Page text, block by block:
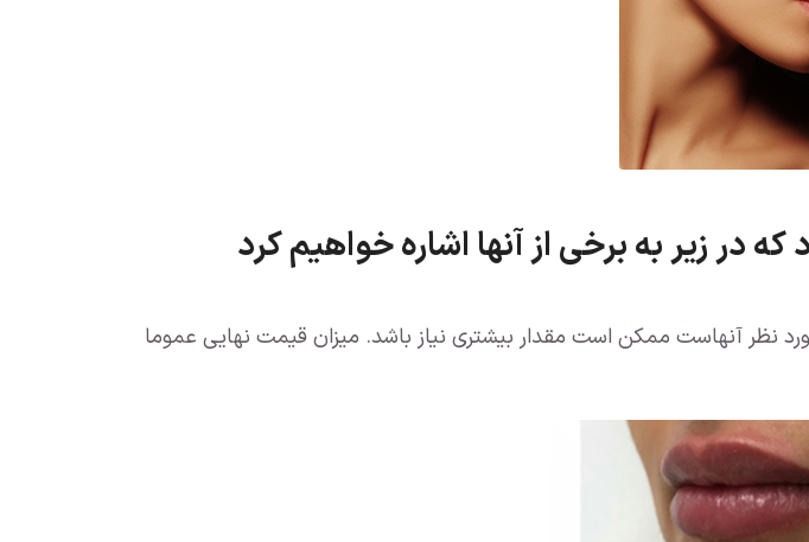
در زیر به برخی از آنها اشاره خواهیم کرد
نظر آنهاست ممکن است مقدار بیشتری نیاز باشد. میزان قیمت نهایی عموما